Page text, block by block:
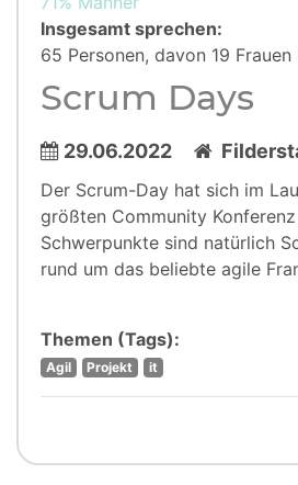
Insgesamt sprechen:
65 Personen, davon 19 Frauen
Scrum Days
29.06.2022
Der Scrum-Day hat sich im
größten Community
Schwerpunkte sind natürlich
rund um das beliebte agile
Themen (Tags):
Agil Projekt it